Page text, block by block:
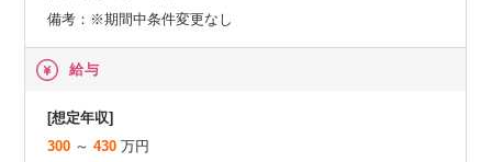
備考：※期間中条件変更なし
給与
[想定年収]
300 ～430 万円